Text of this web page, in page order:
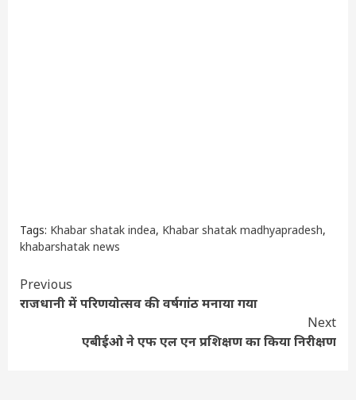
Tags: Khabar shatak indea, Khabar shatak madhyapradesh,
khabarshatak news
Continue
Previous
राजधानी में परिणयोत्सव की वर्षगांठ मनाया गया
Next
एबीईओ ने एफ एल एन प्रशिक्षण का किया निरीक्षण